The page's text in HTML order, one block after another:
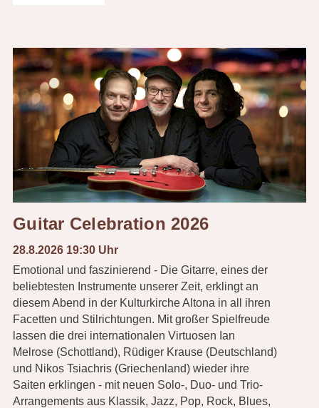
Guitar Celebration 2026
28.8.2026 19:30 Uhr
Emotional und faszinierend - Die Gitarre, eines der
beliebtesten Instrumente unserer Zeit, erklingt an
diesem Abend in der Kulturkirche Altona in all ihren
Facetten und Stilrichtungen. Mit großer Spielfreude
lassen die drei internationalen Virtuosen Ian
Melrose (Schottland), Rüdiger Krause (Deutschland)
und Nikos Tsiachris (Griechenland) wieder ihre
Saiten erklingen - mit neuen Solo-, Duo- und Trio-
Arrangements aus Klassik, Jazz, Pop, Rock, Blues,